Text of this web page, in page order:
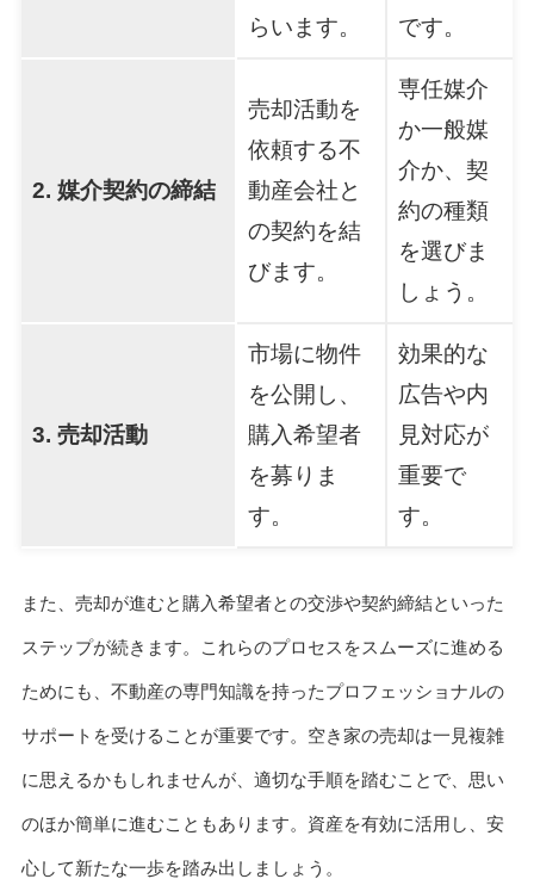
らいます。 です。
2. 媒介契約の締結
売却活動を
依頼する不
動産会社と
の契約を結
びます。
専任媒介
か一般媒
介か、契
約の種類
を選びま
しょう。
3. 売却活動
市場に物件
を公開し、
購入希望者
を募りま
す。
効果的な
広告や内
見対応が
重要で
す。
また、売却が進むと購入希望者との交渉や契約締結といった
ステップが続きます。これらのプロセスをスムーズに進める
ためにも、不動産の専門知識を持ったプロフェッショナルの
サポートを受けることが重要です。空き家の売却は一見複雑
に思えるかもしれませんが、適切な手順を踏むことで、思い
のほか簡単に進むこともあります。資産を有効に活用し、安
心して新たな一歩を踏み出しましょう。